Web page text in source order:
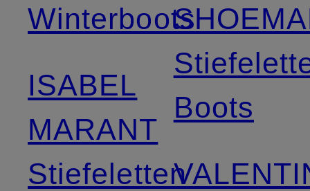
Winterboots
ISABEL
MARANT
Stiefeletten
Boots